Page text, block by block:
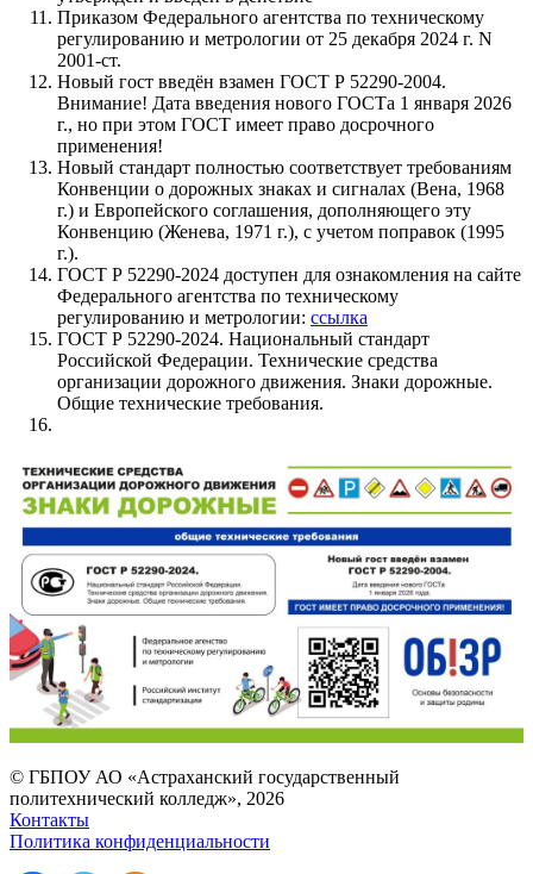
Приказом Федерального агентства по техническому
регулированию и метрологии от 25 декабря 2024 г. N
2001-ст.
Новый гост введён взамен ГОСТ Р 52290-2004.
Внимание! Дата введения нового ГОСТа 1 января 2026
г., но при этом ГОСТ имеет право досрочного
применения!
Новый стандарт полностью соответствует требованиям
Конвенции о дорожных знаках и сигналах (Вена, 1968
г.) и Европейского соглашения, дополняющего эту
Конвенцию (Женева, 1971 г.), с учетом поправок (1995
г.).
ГОСТ Р 52290-2024 доступен для ознакомления на сайте
Федерального агентства по техническому
регулированию и метрологии: ссылка
ГОСТ Р 52290-2024. Национальный стандарт
Российской Федерации. Технические средства
организации дорожного движения. Знаки дорожные.
Общие технические требования.
© ГБПОУ АО «Астраханский государственный
политехнический колледж», 2026
Контакты
Политика конфиденциальности